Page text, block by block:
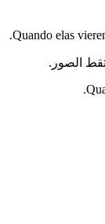
Quando elas
الصور.